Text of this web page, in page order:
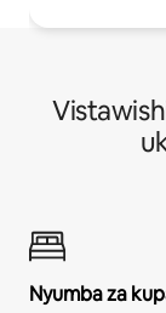
Nyumba za